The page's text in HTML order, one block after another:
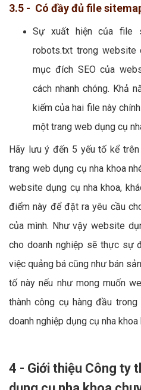
3.5 - Có đầy đủ file
Sự xuất hiện của file
robots.txt trong website
mục đích SEO của
cách nhanh chóng. Khả
kiếm của hai file này
một trang web dụng cụ
Hãy lưu ý đến 5 yếu tố kể
trang web dụng cụ nha khoa
website dụng cụ nha khoa,
điểm này để đặt ra yêu cầu
của mình. Như vậy website
cho doanh nghiệp sẽ thực sự
việc quảng bá cũng như bán
tố này nếu như mong muốn
thành công cụ hàng đầu
doanh nghiệp dụng cụ nha
4 - Giới thiệu Công ty